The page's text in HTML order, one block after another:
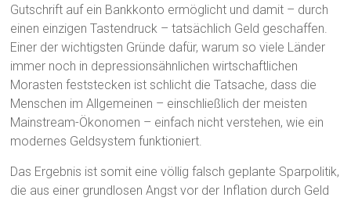
Gutschrift auf ein Bankkonto ermöglicht und damit – durch
einen einzigen Tastendruck – tatsächlich Geld geschaffen.
Einer der wichtigsten Gründe dafür, warum so viele Länder
immer noch in depressionsähnlichen wirtschaftlichen
Morasten feststecken ist schlicht die Tatsache, dass die
Menschen im Allgemeinen – einschließlich der meisten
Mainstream-Ökonomen – einfach nicht verstehen, wie ein
modernes Geldsystem funktioniert.
Das Ergebnis ist somit eine völlig falsch geplante Sparpolitik,
die aus einer grundlosen Angst vor der Inflation durch Geld